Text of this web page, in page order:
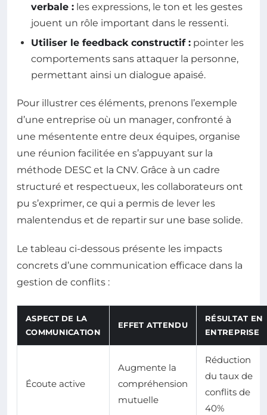
verbale : les expressions, le ton et les gestes
jouent un rôle important dans le ressenti.
Utiliser le feedback constructif : pointer les
comportements sans attaquer la personne,
permettant ainsi un dialogue apaisé.
Pour illustrer ces éléments, prenons l’exemple
d’une entreprise où un manager, confronté à
une mésentente entre deux équipes, organise
une réunion facilitée en s’appuyant sur la
méthode DESC et la CNV. Grâce à un cadre
structuré et respectueux, les collaborateurs ont
pu s’exprimer, ce qui a permis de lever les
malentendus et de repartir sur une base solide.
Le tableau ci-dessous présente les impacts
concrets d’une communication efficace dans la
gestion de conflits :
ASPECT DE LA
COMMUNICATION
EFFET ATTENDU
RÉSULTAT EN
ENTREPRISE
Écoute active
Augmente la
compréhension
mutuelle
Réduction
du taux de
conflits de
40%